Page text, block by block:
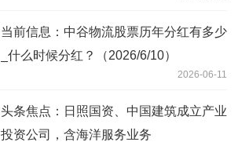
当前信息：中谷物流股票历年分红有多少
_什么时候分红？（2026/6/10）
2026-06-11
头条焦点：日照国资、中国建筑成立产业
投资公司，含海洋服务业务